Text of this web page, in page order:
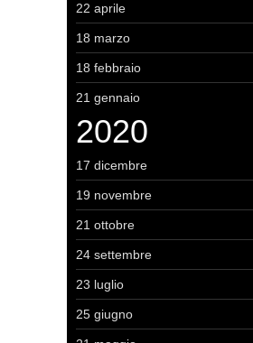
22 aprile
18 marzo
18 febbraio
21 gennaio
2020
17 dicembre
19 novembre
21 ottobre
24 settembre
23 luglio
25 giugno